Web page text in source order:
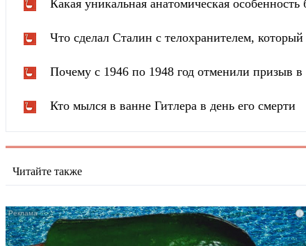
Какая уникальная анатомическая
Что сделал Сталин с телохранителем,
Почему с 1946 по 1948 год отменили призыв
Кто мылся в ванне Гитлера в день его смерти
Читайте также
i